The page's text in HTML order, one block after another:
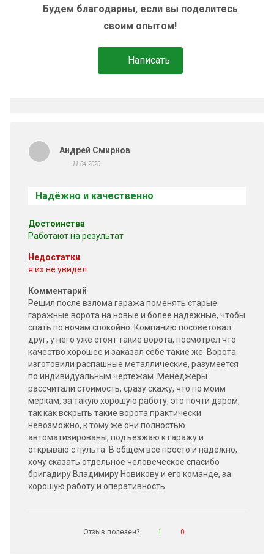
автоматические гаражные
утепленные гаражные
навесные гаражные замки
промышленные гаражные
утепленные распашные
ворота
Будем благодарны, если вы поделитесь
своим опытом!
Написать
Андрей Смирнов
11.04.2020
Надёжно и качественно
Достоинства
Работают на результат
Недостатки
я их не увидел
Комментарий
Решил после взлома гаража поменять старые
гаражные ворота на новые и более надёжные, чтобы
спать по ночам спокойно. Компанию посоветовал
друг, у него уже стоят такие ворота, посмотрел что
качество хорошее и заказал себе такие же. Ворота
изготовили распашные металлические, разумеется
по индивидуальным чертежам. Менеджеры
рассчитали стоимость, сразу скажу, что по моим
меркам, за такую хорошую работу, это почти даром,
так как вскрыть такие ворота практически
невозможно, к тому же они полностью
автоматизированы, подъезжаю к гаражу и
открываю с пульта. В общем всё просто и надёжно,
хочу сказать отдельное человеческое спасибо
бригадиру Владимиру Новикову и его команде, за
хорошую работу и оперативность.
Отзыв полезен? 1 0